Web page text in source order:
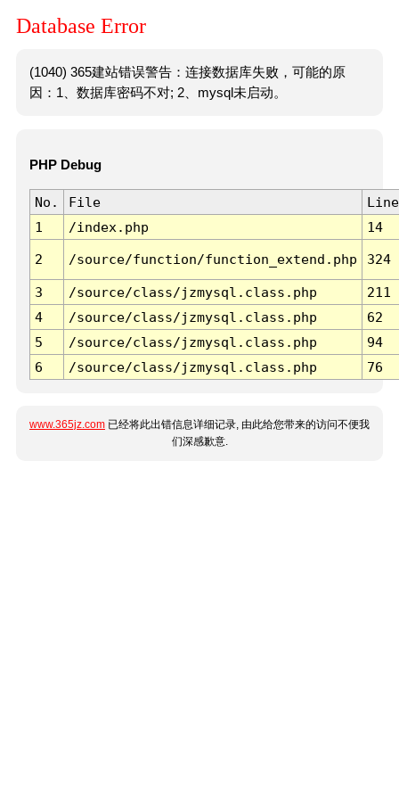
Database Error
(1040) 365建站错误警告：连接数据库失败，可能的原
因：1、数据库密码不对; 2、mysql未启动。
PHP Debug
No. File
Line
1
/index.php 14
2 /source/function/function_extend.php 324
3 /source/class/jzmysql.class.php
211
4
/source/class/jzmysql.class.php
62
5
/source/class/jzmysql.class.php
94
6
/source/class/jzmysql.class.php 76
www.365jz.com 已经将此出错信息详细记录, 由此给您带来的访问不便我
们深感歉意.